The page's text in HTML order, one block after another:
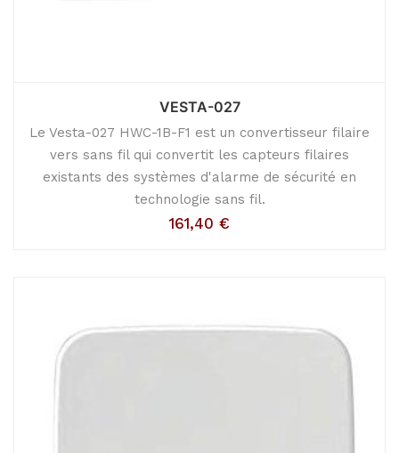
VESTA-027
Le Vesta-027 HWC-1B-F1 est un convertisseur filaire
vers sans fil qui convertit les capteurs filaires
existants des systèmes d'alarme de sécurité en
technologie sans fil.
161,40 €